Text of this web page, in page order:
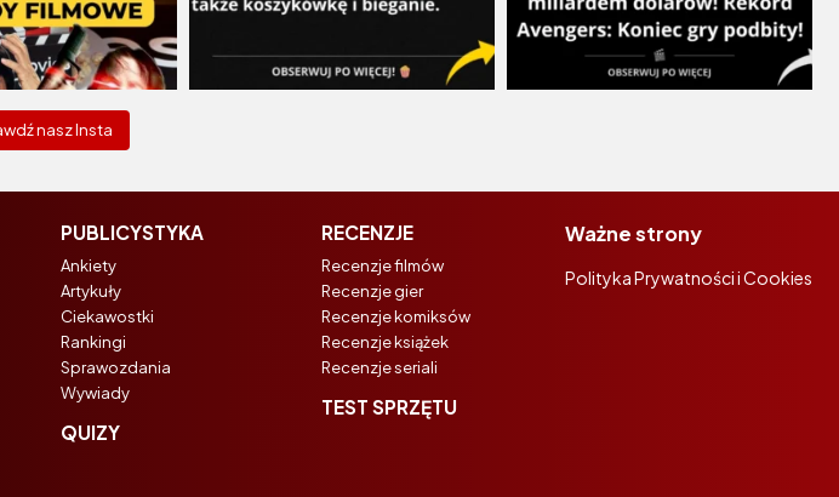
nasz Insta
PUBLICYSTYKA
Ankiety
Artykuły
Ciekawostki
Rankingi
Sprawozdania
Wywiady
QUIZY
RECENZJE
Recenzje filmów
Recenzje gier
Recenzje komiksów
Recenzje książek
Recenzje seriali
TEST SPRZĘTU
Ważne strony
Polityka Prywatności i Cookies